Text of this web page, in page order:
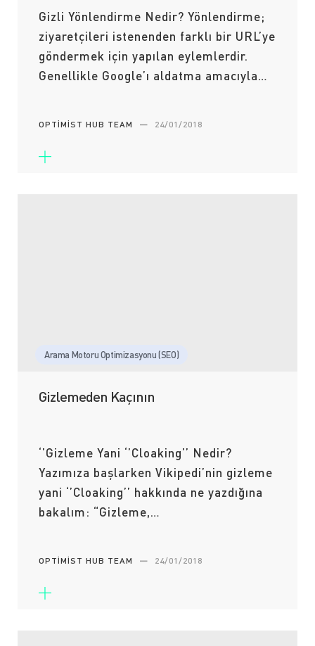
Gizli Yönlendirme Nedir? Yönlendirme;
ziyaretçileri istenenden farklı bir URL’ye
göndermek için yapılan eylemlerdir.
Genellikle Google’ı aldatma amacıyla…
OPTIMIST HUB TEAM — 24/01/2018
Arama Motoru Optimizasyonu (SEO)
Gizlemeden Kaçının
‘’Gizleme Yani ‘’Cloaking’’ Nedir?
Yazımıza başlarken Vikipedi’nin gizleme
yani ‘’Cloaking’’ hakkında ne yazdığına
bakalım: “Gizleme,…
OPTIMIST HUB TEAM — 24/01/2018